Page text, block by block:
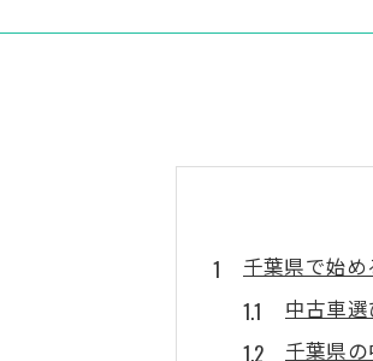
千葉県で始
中古車
千葉県